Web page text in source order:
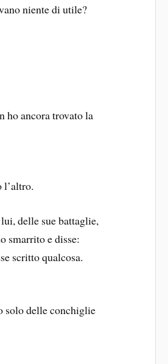
niente di utile?
ancora trovato la
l’altro.
delle sue battaglie,
smarrito e disse:
scritto qualcosa.
delle conchiglie